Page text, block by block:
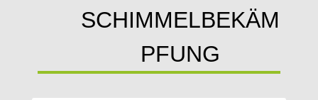
SCHIMMELBEKÄM
PFUNG